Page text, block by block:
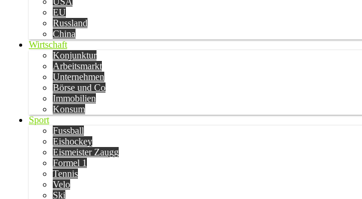
EU
Russland
China
Wirtschaft
Konjunktur
Arbeitsmarkt
Unternehmen
Börse und Co
Immobilien
Konsum
Sport
Fussball
Eishockey
Eismeister Zaugg
Formel 1
Tennis
Velo
Ski